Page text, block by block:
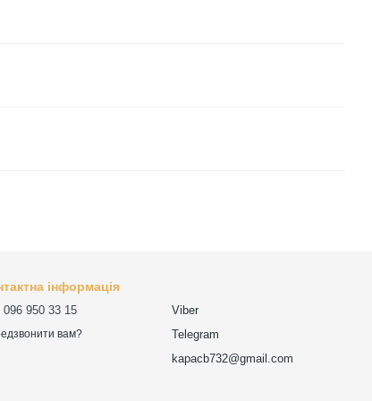
інформація
096 950 33 15
вам?
Viber
Telegram
kapacb732@gmail.com